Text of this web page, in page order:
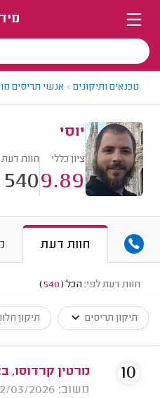
טכנאים ותיקונים> אנשי תריסים
יוסי
ציון כללי
9.89
חוות דעת
540
חוות דעת
חוות דעת לפי: הכל (
540
)
תיקון תריסים תיקון
מרטין קרדוסו,
משוב: 22/03/2026
10